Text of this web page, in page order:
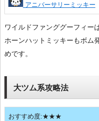
アニバーサリーミッキー
ワイルドファンググーフィー
ホーンハットミッキーもボム
めです。
大ツム系攻略法
おすすめ度:★★★